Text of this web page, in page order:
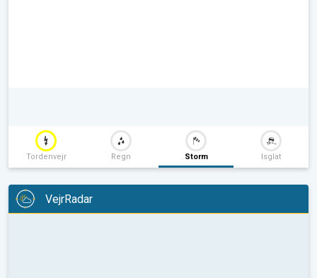
Tordenvejr Regn Storm Isglat
VejrRadar